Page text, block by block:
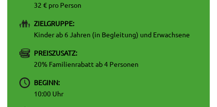
32 € pro Person
ZIELGRUPPE:
Kinder ab 6 Jahren (in Begleitung) und Erwachsene
PREISZUSATZ:
20% Familienrabatt ab 4 Personen
BEGINN:
10:00 Uhr